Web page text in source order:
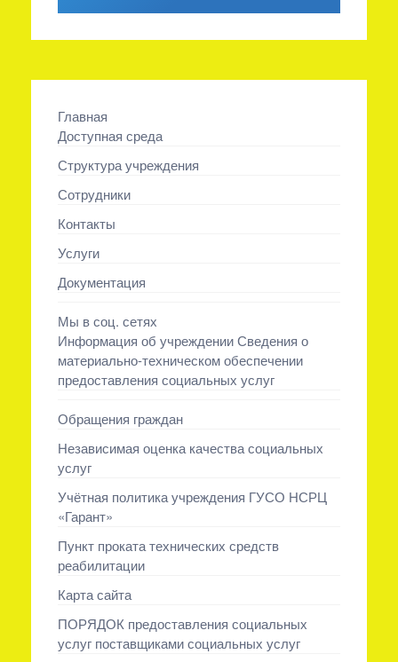
Главная
Доступная среда
Структура учреждения
Сотрудники
Контакты
Услуги
Документация
Мы в соц. сетях
Информация об учреждении Сведения о
материально-техническом обеспечении
предоставления социальных услуг
Обращения граждан
Независимая оценка качества социальных
услуг
Учётная политика учреждения ГУСО НСРЦ
«Гарант»
Пункт проката технических средств
реабилитации
Карта сайта
ПОРЯДОК предоставления социальных
услуг поставщиками социальных услуг